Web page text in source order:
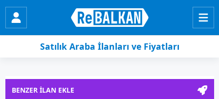
Satılık Araba İlanları ve Fiyatları
BENZER İLAN EKLE